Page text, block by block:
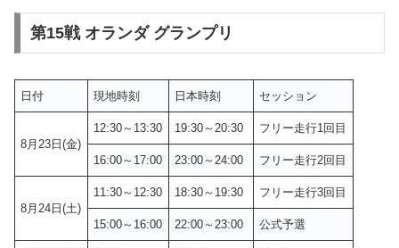
第15戦 オランダ グランプリ
日付 現地時刻 日本時刻 セッション
8月23日(金)
12:30～13:30 19:30～20:30 フリー走行1回目
16:00～17:00 23:00～24:00 フリー走行2回目
8月24日(土)
11:30～12:30 18:30～19:30 フリー走行3回目
15:00～16:00 22:00～23:00 公式予選